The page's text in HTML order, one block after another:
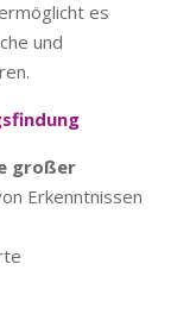
es
und
großer
Erkenntnissen